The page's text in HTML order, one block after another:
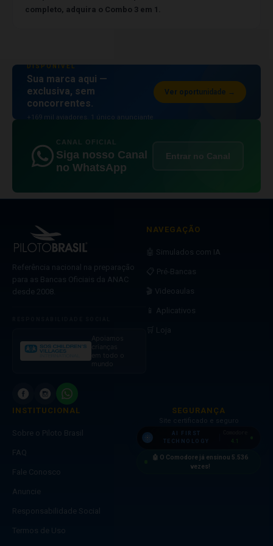
completo, adquira o Combo 3 em 1.
DISPONÍVEL
Sua marca aqui —
exclusiva, sem
concorrentes.
+169 mil aviadores. 1 único anunciante
Ver oportunidade →
CANAL OFICIAL
Siga nosso Canal
no WhatsApp
Entrar no Canal
Referência nacional na preparação
para as Bancas Oficiais da ANAC
desde 2008.
Apoiamos
crianças
em todo o
mundo
NAVEGAÇÃO
🤖 Simulados com IA
📋 Pré-Bancas
🎬 Videoaulas
📱 Aplicativos
🛒 Loja
INSTITUCIONAL
Sobre o Piloto Brasil
FAQ
Fale Conosco
Anuncie
Responsabilidade Social
Termos de Uso
SEGURANÇA
Site certificado e seguro
AI FIRST
TECHNOLOGY
🤖 O Comodore já ensinou 5.536
vezes!